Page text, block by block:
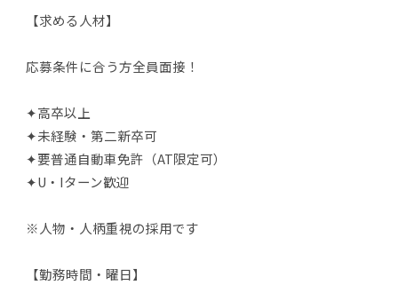
【求める人材】
応募条件に合う方全員面接！
✦高卒以上
✦未経験・第二新卒可
✦要普通自動車免許（AT限定可）
✦U・Iターン歓迎
※人物・人柄重視の採用です
【勤務時間・曜日】